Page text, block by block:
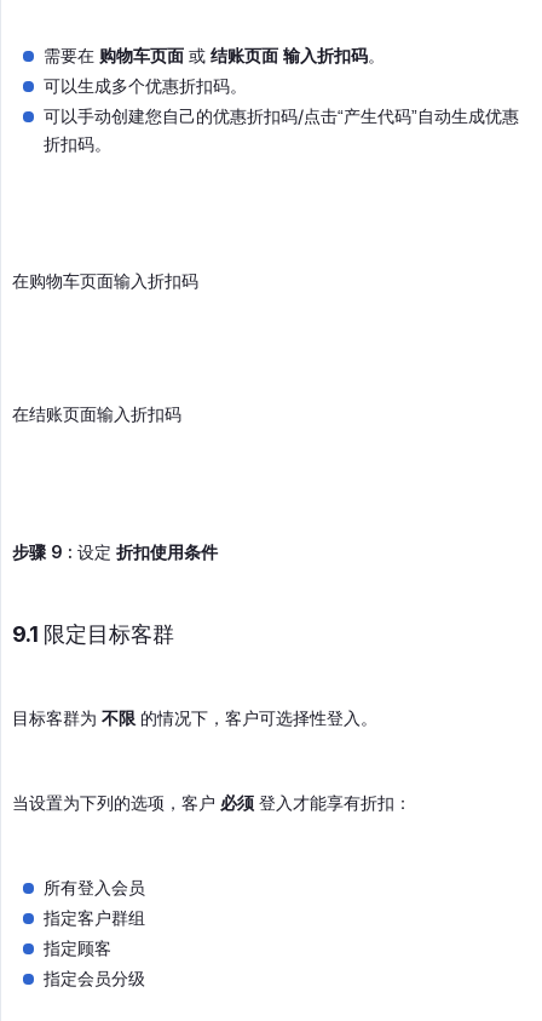
需要在 购物车页面 或 结账页面 输入折扣码。
可以生成多个优惠折扣码。
可以手动创建您自己的优惠折扣码/点击“产生代码”自动生成优惠
折扣码。
在购物车页面输入折扣码
在结账页面输入折扣码
步骤 9 : 设定 折扣使用条件
9.1 限定目标客群
目标客群为 不限 的情况下，客户可选择性登入。
当设置为下列的选项，客户 必须 登入才能享有折扣：
所有登入会员
指定客户群组
指定顾客
指定会员分级